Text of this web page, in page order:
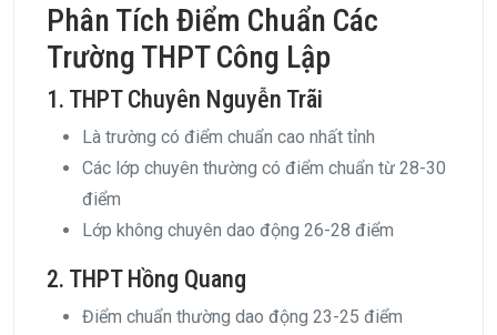
Phân Tích Điểm Chuẩn Các
Trường THPT Công Lập
1. THPT Chuyên Nguyễn Trãi
Là trường có điểm chuẩn cao nhất tỉnh
Các lớp chuyên thường có điểm chuẩn từ 28-30
điểm
Lớp không chuyên dao động 26-28 điểm
2. THPT Hồng Quang
Điểm chuẩn thường dao động 23-25 điểm